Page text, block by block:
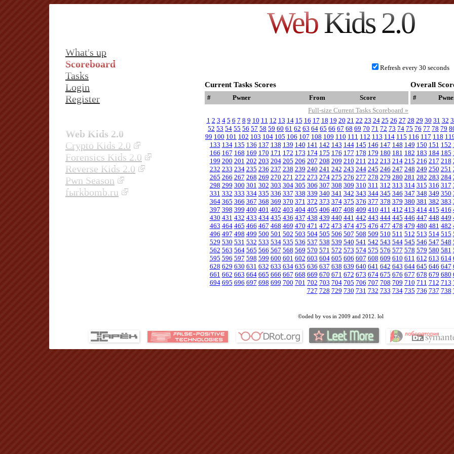
WebKids 2.0
What's up
Scoreboard
Tasks
Login
Register
Web Kids 2.0
Crypto Kids 2.0
Forensics Kids 2.0
Reverse Kids 2.0
Pwn Season
fыrkbomb.ru
Refresh every 30 seconds
Current Tasks Scores Overall
# Pwner From
Score
Full-size Current Tasks Scoreboard »
#
1 2 3 4 5 6 7 8 9 10 11 12 13 14 15 16 17 18 19 20 21 22 23 24 25 26 27 28 29 30 31 32
52 53 54 55 56 57 58 59 60 61 62 63 64 65 66 67 68 69 70 71 72 73 74 75 76 77 78 79
99 100 101 102 103 104 105 106 107 108 109 110 111 112 113 114 115 116 117 118
133 134 135 136 137 138 139 140 141 142 143 144 145 146 147 148 149 150 151 152
166 167 168 169 170 171 172 173 174 175 176 177 178 179 180 181 182 183 184 185
199 200 201 202 203 204 205 206 207 208 209 210 211 212 213 214 215 216 217 218
232 233 234 235 236 237 238 239 240 241 242 243 244 245 246 247 248 249 250 251
265 266 267 268 269 270 271 272 273 274 275 276 277 278 279 280 281 282 283 284
298 299 300 301 302 303 304 305 306 307 308 309 310 311 312 313 314 315 316 317
331 332 333 334 335 336 337 338 339 340 341 342 343 344 345 346 347 348 349 350
364 365 366 367 368 369 370 371 372 373 374 375 376 377 378 379 380 381 382 383
397 398 399 400 401 402 403 404 405 406 407 408 409 410 411 412 413 414 415 416
430 431 432 433 434 435 436 437 438 439 440 441 442 443 444 445 446 447 448 449
463 464 465 466 467 468 469 470 471 472 473 474 475 476 477 478 479 480 481 482
496 497 498 499 500 501 502 503 504 505 506 507 508 509 510 511 512 513 514 515
529 530 531 532 533 534 535 536 537 538 539 540 541 542 543 544 545 546 547 548
562 563 564 565 566 567 568 569 570 571 572 573 574 575 576 577 578 579 580 581
595 596 597 598 599 600 601 602 603 604 605 606 607 608 609 610 611 612 613 614
628 629 630 631 632 633 634 635 636 637 638 639 640 641 642 643 644 645 646 647
661 662 663 664 665 666 667 668 669 670 671 672 673 674 675 676 677 678 679 680
694 695 696 697 698 699 700 701 702 703 704 705 706 707 708 709 710 711 712 713
727 728 729 730 731 732 733 734 735 736 737 738
©oded by vos in 2009 and 2012. lol